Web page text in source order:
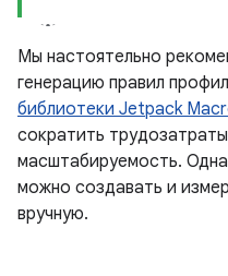
Мы настоятельно
генерацию правил
библиотеки Jetpack
сократить
масштабируемость.
можно создавать и
вручную.